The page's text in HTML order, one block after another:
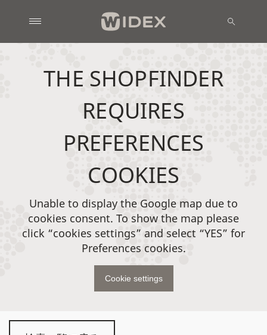
THE SHOPFINDER
REQUIRES
PREFERENCES
COOKIES
Unable to display the Google map due to
cookies consent. To show the map please
click “cookies settings” and select “YES” for
Preferences cookies.
Cookie settings